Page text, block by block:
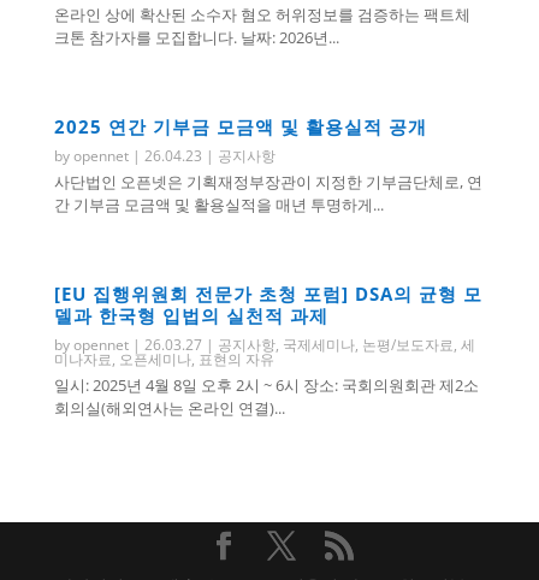
온라인 상에 확산된 소수자 혐오 허위정보를 검증하는 팩트체
크톤 참가자를 모집합니다. 날짜: 2026년...
2025 연간 기부금 모금액 및 활용실적 공개
byopennet| 26.04.23 | 공지사항
사단법인 오픈넷은 기획재정부장관이 지정한 기부금단체로, 연
간 기부금 모금액 및 활용실적을 매년 투명하게...
[EU 집행위원회 전문가 초청 포럼] DSA의 균형 모
델과 한국형 입법의 실천적 과제
byopennet| 26.03.27| 공지사항, 국제세미나, 논평/보도자료, 세
미나자료, 오픈세미나, 표현의 자유
일시: 2025년 4월 8일 오후 2시 ~ 6시 장소: 국회의원회관 제2소
회의실(해외연사는 온라인 연결)...